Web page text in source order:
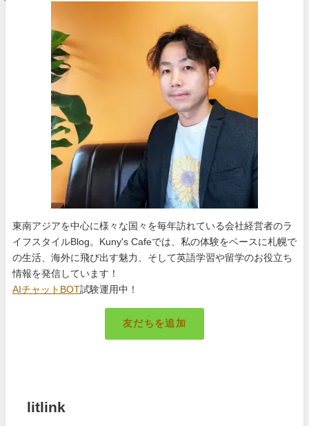
東南アジアを中心に様々な国々を毎年訪れている会社経営者のラ
イフスタイルBlog。Kuny's Cafeでは、私の体験をベースに札幌で
の生活、海外に飛び出す魅力、そして英語学習や留学のお役立ち
情報を発信しています！
AIチャットBOT試験運用中！
友だちを追加
litlink